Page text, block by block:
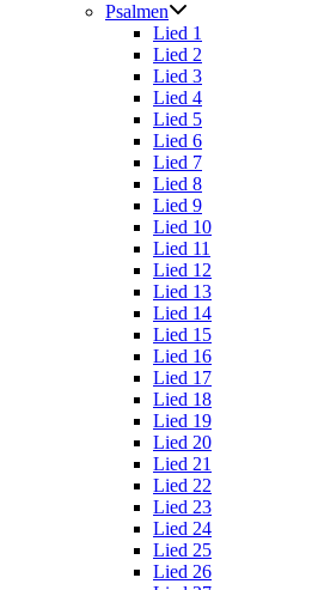
Psalmen
Lied 1
Lied 2
Lied 3
Lied 4
Lied 5
Lied 6
Lied 7
Lied 8
Lied 9
Lied 10
Lied 11
Lied 12
Lied 13
Lied 14
Lied 15
Lied 16
Lied 17
Lied 18
Lied 19
Lied 20
Lied 21
Lied 22
Lied 23
Lied 24
Lied 25
Lied 26